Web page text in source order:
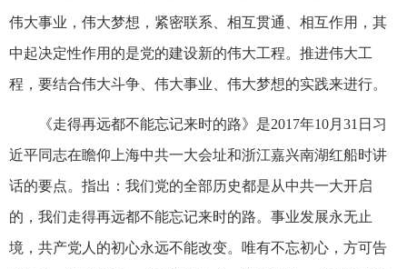
伟大事业，伟大梦想，紧密联系、相互贯通、相互作用，其
中起决定性作用的是党的建设新的伟大工程。推进伟大工
程，要结合伟大斗争、伟大事业、伟大梦想的实践来进行。
《走得再远都不能忘记来时的路》是2017年10月31日习
近平同志在瞻仰上海中共一大会址和浙江嘉兴南湖红船时讲
话的要点。指出：我们党的全部历史都是从中共一大开启
的，我们走得再远都不能忘记来时的路。事业发展永无止
境，共产党人的初心永远不能改变。唯有不忘初心，方可告